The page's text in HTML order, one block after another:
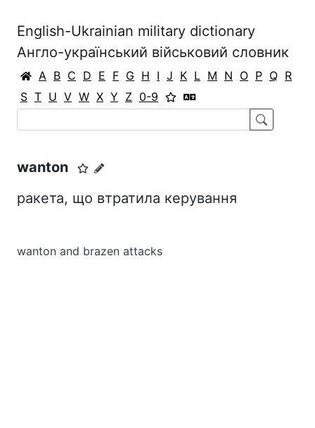
English-Ukrainian military dictionary
Англо-український військовий словник
A B C D E F G H I J K L M N O P Q R
S T U V W X Y Z 0-9
wanton
ракета, що втратила керування
wanton and brazen attacks